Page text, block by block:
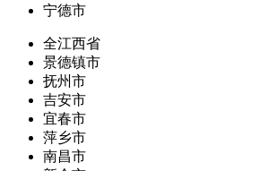
宁德市
全江西省
景德镇市
抚州市
吉安市
宜春市
萍乡市
南昌市